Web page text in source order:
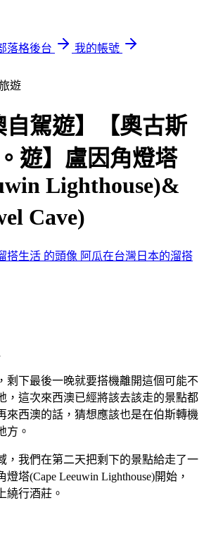
落格後台
我的帳號
遊
自駕遊】【奧古斯
遊】盧因角燈塔
Lighthouse)&
Cave)
阿瓜在台灣日本的溜搭
剩下最後一晚就要搭機離開這個可能不
，這次來西澳已經將該去該走的景點都
來西澳的話，猜想應該也是在伯斯轉機
方。
，我們在第二天把剩下的景點給走了一
塔(Cape Leeuwin Lighthouse)開始，
繞行酒莊。